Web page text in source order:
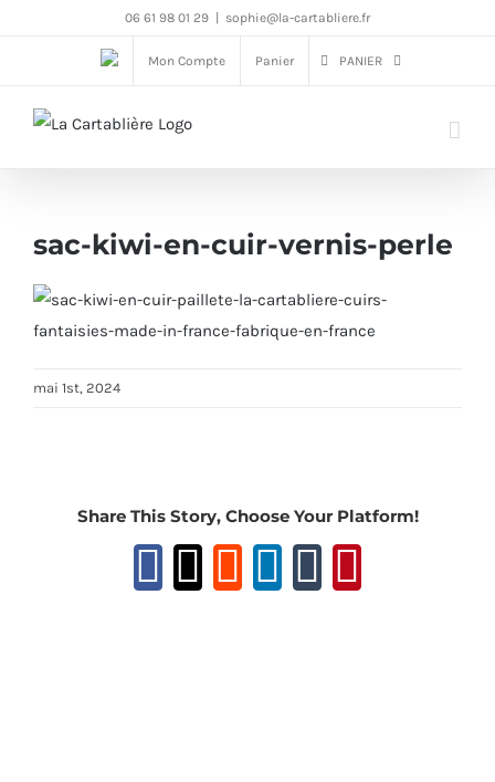
06 61 98 01 29 sophie@la-cartabliere.fr
Mon Compte Panier PANIER
sac-kiwi-en-cuir-vernis-perle
mai 1st, 2024
Share This Story, Choose Your Platform!
Facebook
XReddit
LinkedIn
Tumblr